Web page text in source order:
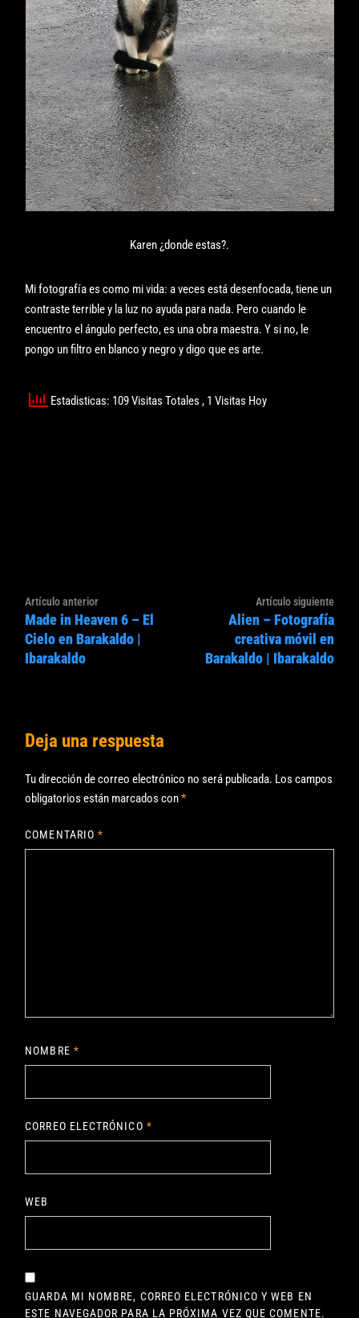
Karen ¿donde estas?.
Mi fotografía es como mi vida: a veces está desenfocada, tiene un
contraste terrible y la luz no ayuda para nada. Pero cuando le
encuentro el ángulo perfecto, es una obra maestra. Y si no, le
pongo un filtro en blanco y negro y digo que es arte.
Estadisticas: 109 Visitas Totales, 1 Visitas Hoy
Navegación
de
entradas
Artículo anteriorArtículo
anterior:
Made in Heaven 6 – El
Cielo en Barakaldo |
Ibarakaldo
Artículo siguiente
Alien – Fotografía
creativa móvil en
Barakaldo | Ibarakaldo
Deja una respuesta
Tu dirección de correo electrónico no será publicada. Los campos
obligatorios están marcados con*
COMENTARIO*
NOMBRE *
CORREO ELECTRÓNICO *
WEB
GUARDA MI NOMBRE, CORREO ELECTRÓNICO Y WEB EN
ESTE NAVEGADOR PARA LA PRÓXIMA VEZ QUE COMENTE.